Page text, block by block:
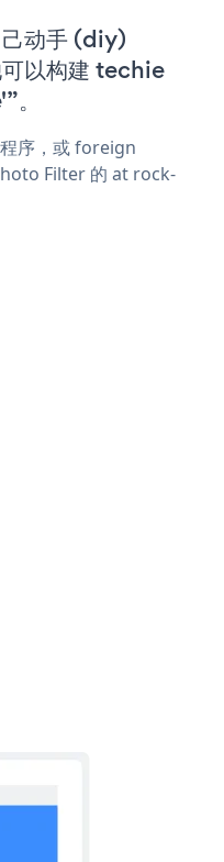
动手 (diy)
以构建 techie
序，或 foreign
Filter 的 at rock-